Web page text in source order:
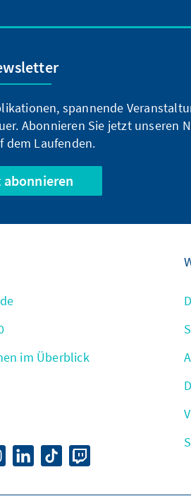
spannende
Abonnieren Sie jetzt unseren
dem Laufenden.
im Überblick